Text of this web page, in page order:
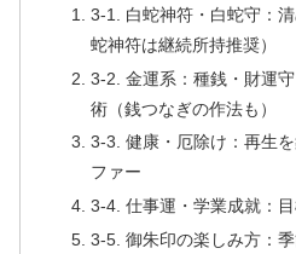
3-1. 白蛇神符・白蛇守：
蛇神符は継続所持推奨）
3-2. 金運系：種銭・財運
術（銭つなぎの作法も）
3-3. 健康・厄除け：再生
ファー
3-4. 仕事運・学業成就：
3-5. 御朱印の楽しみ方：